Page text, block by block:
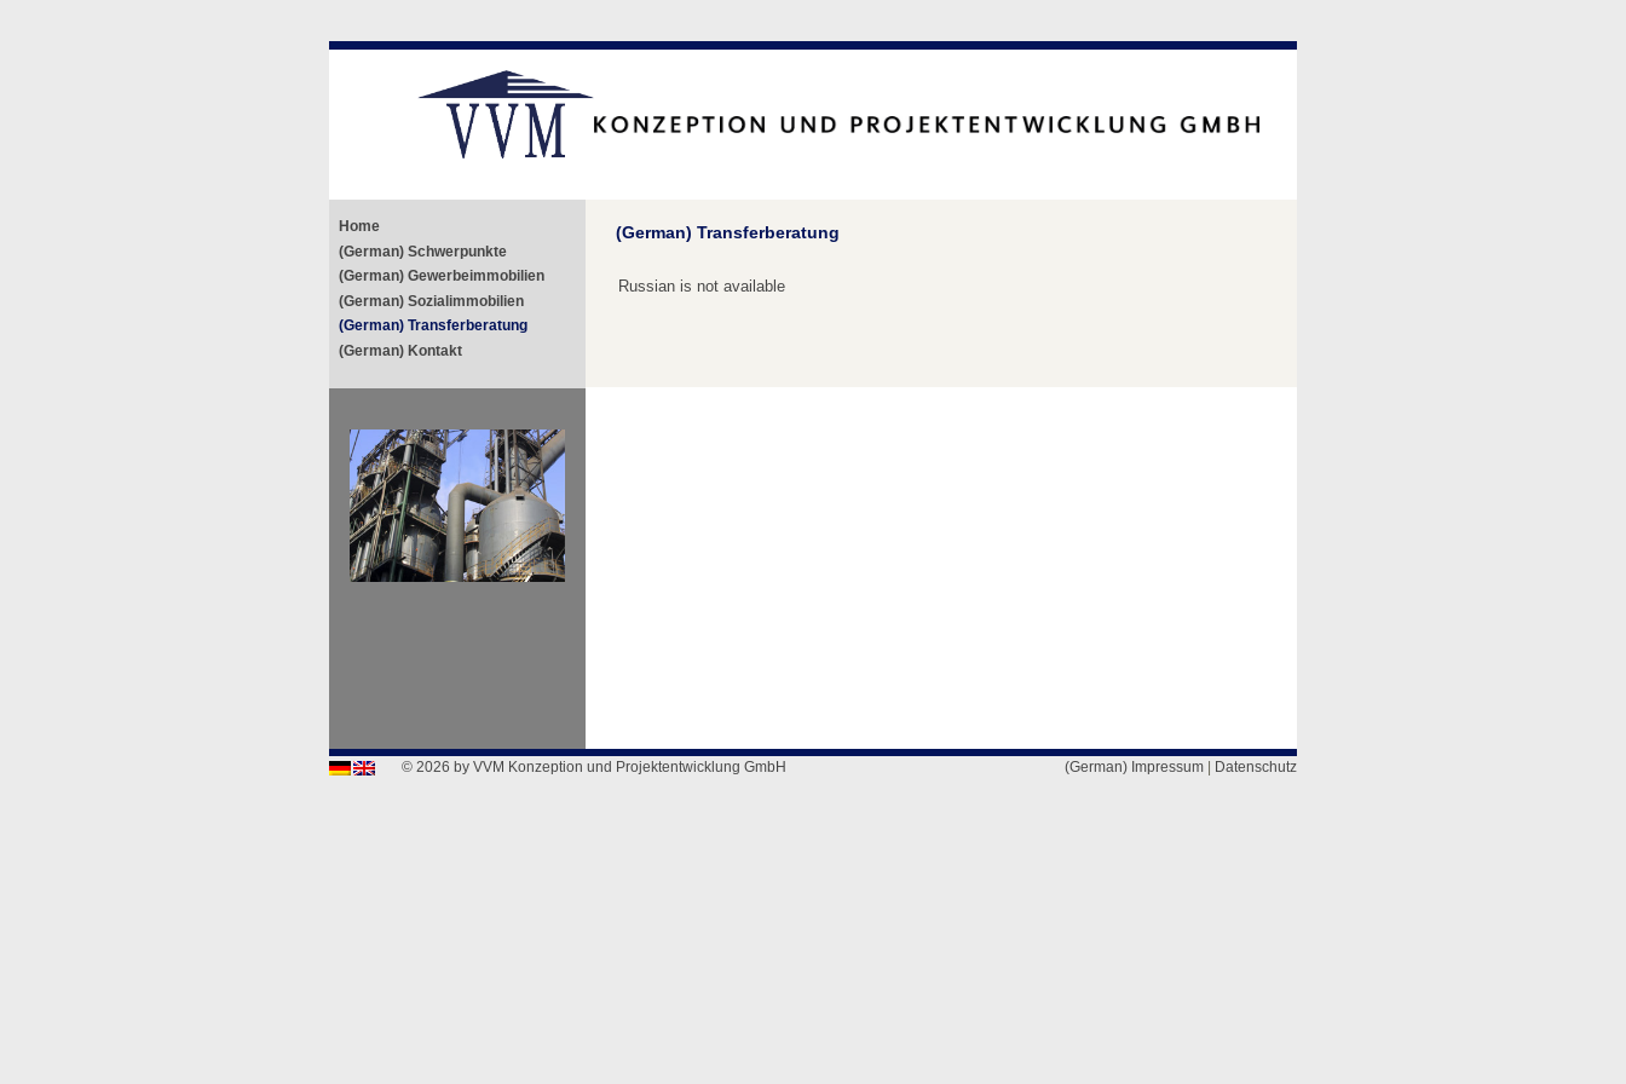
Перейти
содержимому
Home
(German) Schwerpunkte
(German) Gewerbeimmobilien
(German) Sozialimmobilien
(German) Transferberatung
(German) Kontakt
(German) Transferberatung
Russian is not available
© 2026 by VVM Konzeption und Projektentwicklung GmbH (German) Impressum Datenschutz